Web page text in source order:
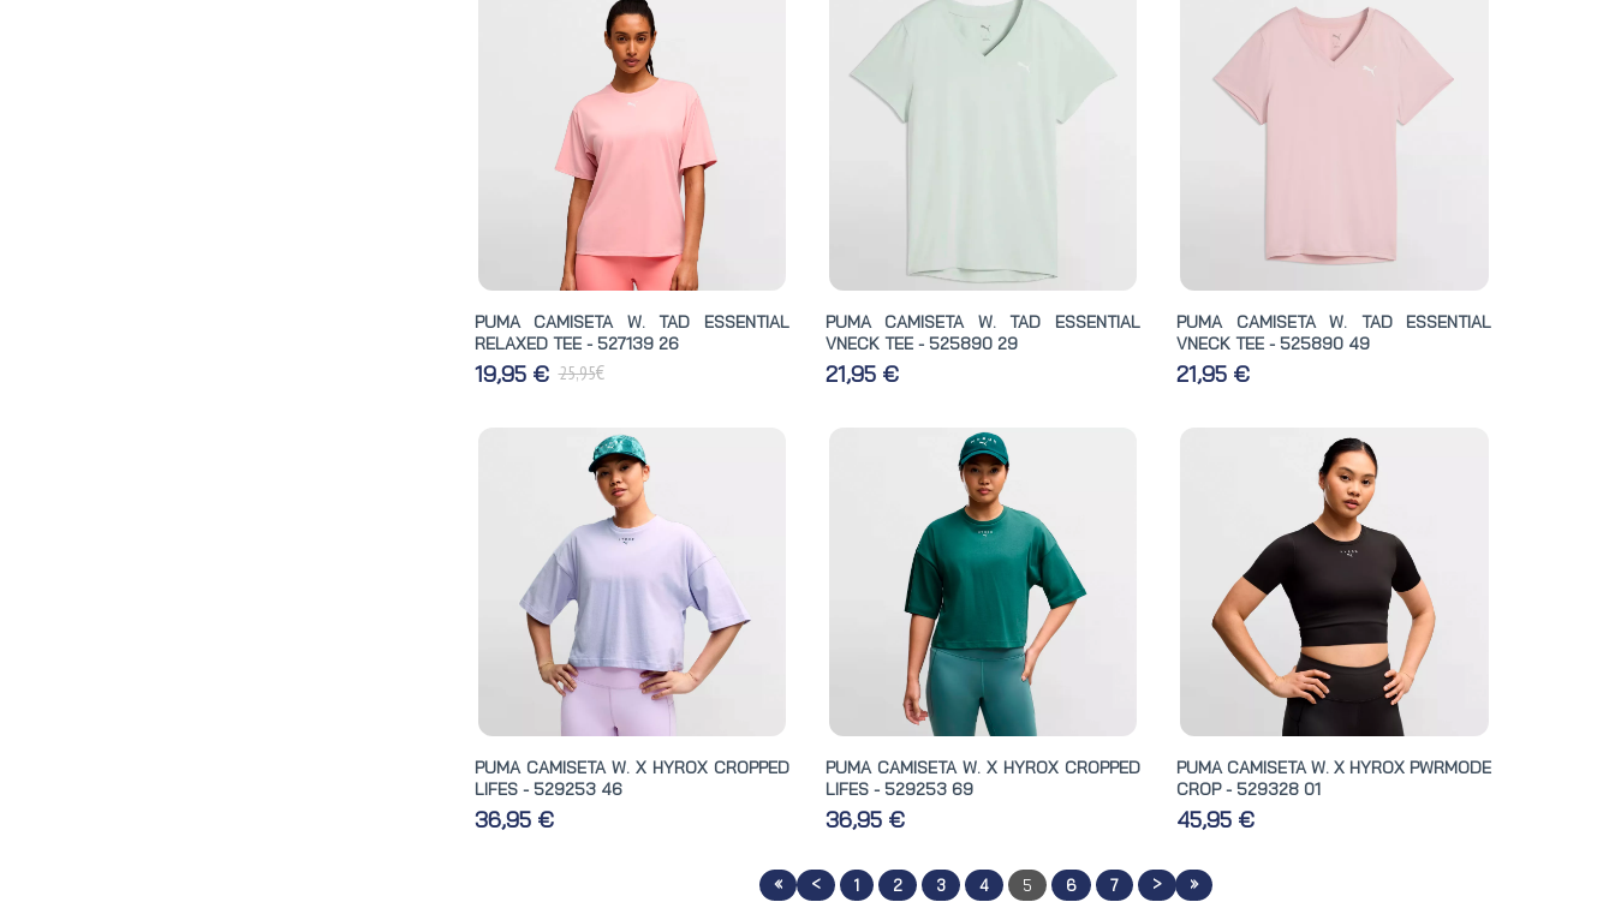
PUMA CAMISETA W. TAD ESSENTIAL
RELAXED TEE - 527139 26
19,95 € 25,95€
PUMA CAMISETA W. TAD ESSENTIAL
VNECK TEE - 525890 29
21,95 €
PUMA CAMISETA W. TAD ESSENTIAL
VNECK TEE - 525890 49
21,95 €
PUMA CAMISETA W. X HYROX CROPPED
LIFES - 529253 46
36,95 €
PUMA CAMISETA W. X HYROX CROPPED
LIFES - 529253 69
36,95 €
PUMA CAMISETA W. X HYROX PWRMODE
CROP - 529328 01
45,95 €
« < 1 2 3 4 5 6 7 > »